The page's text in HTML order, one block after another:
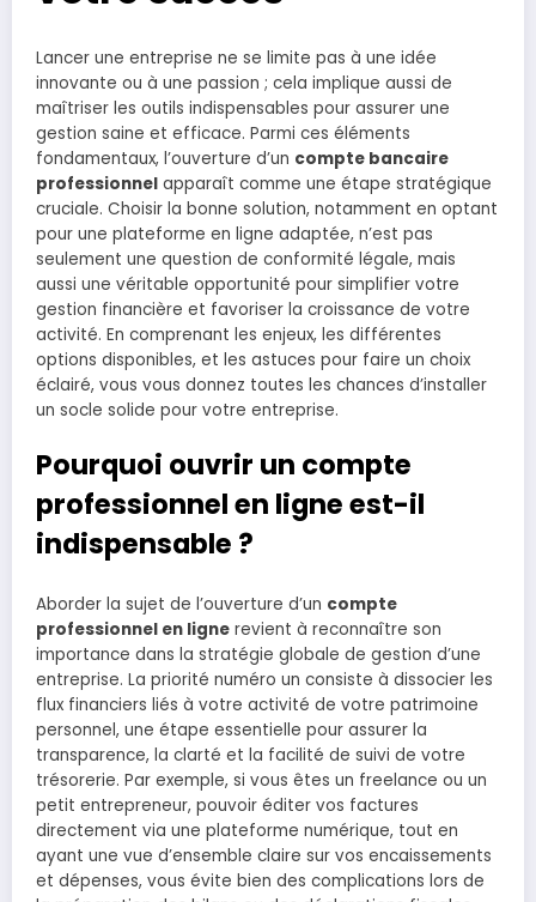
Lancer une entreprise ne se limite pas à une idée
innovante ou à une passion ; cela implique aussi de
maîtriser les outils indispensables pour assurer une
gestion saine et efficace. Parmi ces éléments
fondamentaux, l’ouverture d’un compte bancaire
professionnel apparaît comme une étape stratégique
cruciale. Choisir la bonne solution, notamment en optant
pour une plateforme en ligne adaptée, n’est pas
seulement une question de conformité légale, mais
aussi une véritable opportunité pour simplifier votre
gestion financière et favoriser la croissance de votre
activité. En comprenant les enjeux, les différentes
options disponibles, et les astuces pour faire un choix
éclairé, vous vous donnez toutes les chances d’installer
un socle solide pour votre entreprise.
Pourquoi ouvrir un compte
professionnel en ligne est-il
indispensable ?
Aborder la sujet de l’ouverture d’un compte
professionnel en ligne revient à reconnaître son
importance dans la stratégie globale de gestion d’une
entreprise. La priorité numéro un consiste à dissocier les
flux financiers liés à votre activité de votre patrimoine
personnel, une étape essentielle pour assurer la
transparence, la clarté et la facilité de suivi de votre
trésorerie. Par exemple, si vous êtes un freelance ou un
petit entrepreneur, pouvoir éditer vos factures
directement via une plateforme numérique, tout en
ayant une vue d’ensemble claire sur vos encaissements
et dépenses, vous évite bien des complications lors de